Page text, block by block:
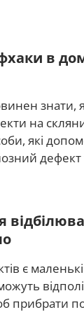
в
знати,
на
які
дефект
є
прибрати